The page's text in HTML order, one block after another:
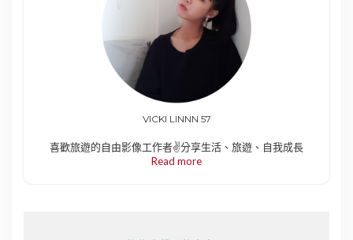
VICKI LINNN 57
喜歡旅遊的自由影像工作者✌️分享生活、旅遊、自我成長
Read more